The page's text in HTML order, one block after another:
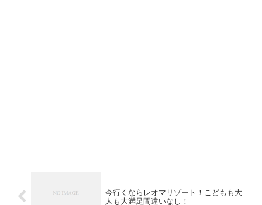
今行くならレオマリゾート！こどもも大
人も大満足間違いなし！